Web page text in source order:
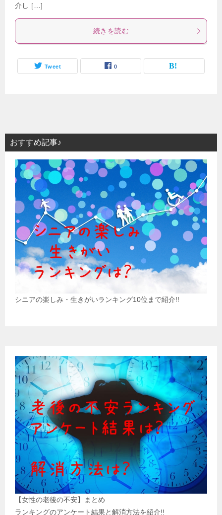
介し […]
続きを読む
Tweet 0
おすすめ記事♪
シニアの楽しみ・生きがいランキング10位まで紹介!!
【女性の老後の不安】まとめ
ランキングのアンケート結果と解消方法を紹介!!